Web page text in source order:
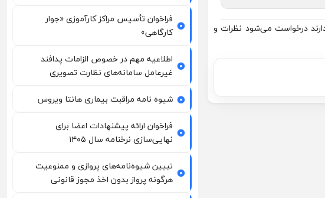
پیشنهادی دارند درخواست می‌شود نظرات و
فراخوان تأسیس مراکز کارآموزی «جوار
کارگاهی»
اطلاعیه مهم در خصوص الزامات پدافند
غیرعامل سامانه‌های نظارت تصویری
شیوه نامه مراقبت بیماری هانتا ویروس
فراخوان ارائه پیشنهادات اعضا برای
نهایی‌سازی نرخنامه سال ۱۴۰۵
تبیین شیوه‌نامه‌های پروازی و ممنوعیت
هرگونه پرواز بدون اخذ مجوز قانونی